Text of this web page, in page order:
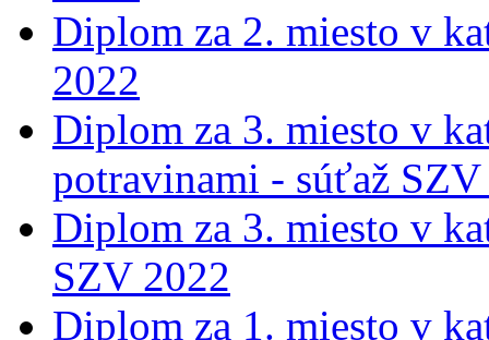
Diplom za 2. miesto v
2022
Diplom za 3. miesto v
potravinami - súťaž
Diplom za 3. miesto v
SZV 2022
Diplom za 1. miesto v